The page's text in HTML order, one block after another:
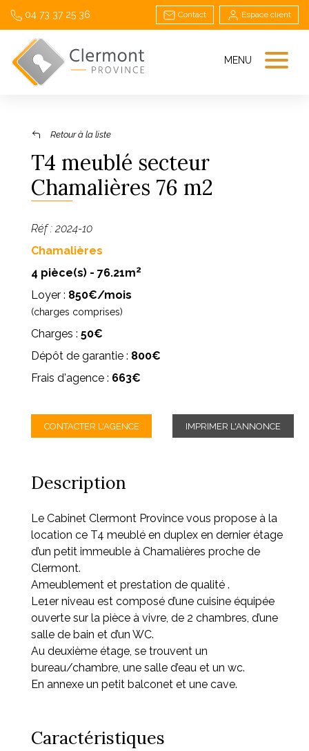
04 73 37 25 36 Contact Espace client
MENU
Retour à la liste
T4 meublé secteur
Chamalières 76 m2
Réf : 2024-10
Chamalières
4 pièce(s) - 76.21m2
Loyer : 850€/mois
(charges comprises)
Charges : 50€
Dépôt de garantie : 800€
Frais d'agence : 663€
CONTACTER L'AGENCE IMPRIMER L'ANNONCE
Description
Le Cabinet Clermont Province vous propose à la
location ce T4 meublé en duplex en dernier étage
d’un petit immeuble à Chamalières proche de
Clermont.
Ameublement et prestation de qualité .
Le1er niveau est composé d’une cuisine équipée
ouverte sur la pièce à vivre, de 2 chambres, d’une
salle de bain et d’un WC.
Au deuxième étage, se trouvent un
bureau/chambre, une salle d’eau et un wc.
En annexe un petit balconet et une cave.
Caractéristiques